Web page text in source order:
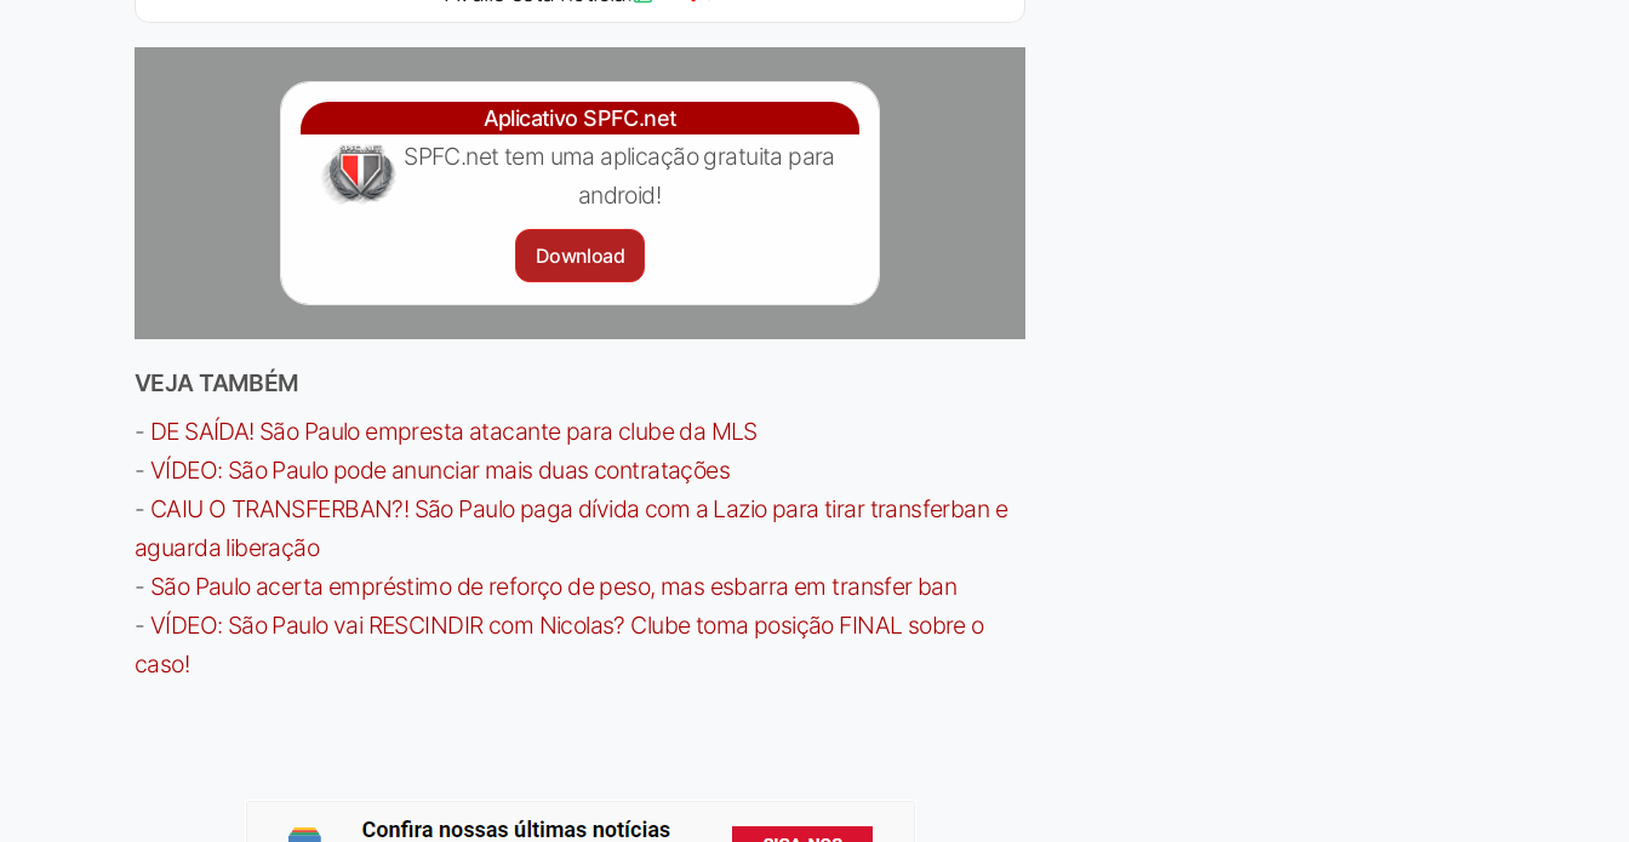
Aplicativo SPFC.net
SPFC.net tem uma aplicação gratuita para
android!
Download
VEJA TAMBÉM
- DE SAÍDA! São Paulo empresta atacante para clube da MLS
- VÍDEO: São Paulo pode anunciar mais duas contratações
- CAIU O TRANSFERBAN?! São Paulo paga dívida com a Lazio para tirar transferban e
aguarda liberação
- São Paulo acerta empréstimo de reforço de peso, mas esbarra em transfer ban
- VÍDEO: São Paulo vai RESCINDIR com Nicolas? Clube toma posição FINAL sobre o
caso!